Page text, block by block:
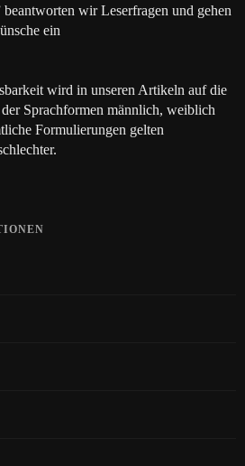
wir Leserfragen und gehen
ein
wird in unseren Artikeln auf die
Sprachformen männlich, weiblich
Formulierungen gelten